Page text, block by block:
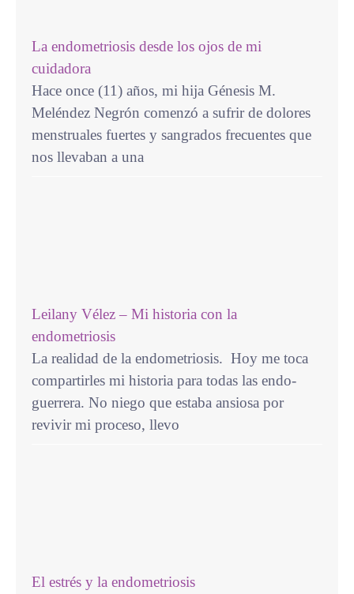
La endometriosis desde los ojos de mi
cuidadora
Hace once (11) años, mi hija Génesis M.
Meléndez Negrón comenzó a sufrir de dolores
menstruales fuertes y sangrados frecuentes que
nos llevaban a una
Leilany Vélez – Mi historia con la
endometriosis
La realidad de la endometriosis. Hoy me toca
compartirles mi historia para todas las endo-
guerrera. No niego que estaba ansiosa por
revivir mi proceso, llevo
El estrés y la endometriosis